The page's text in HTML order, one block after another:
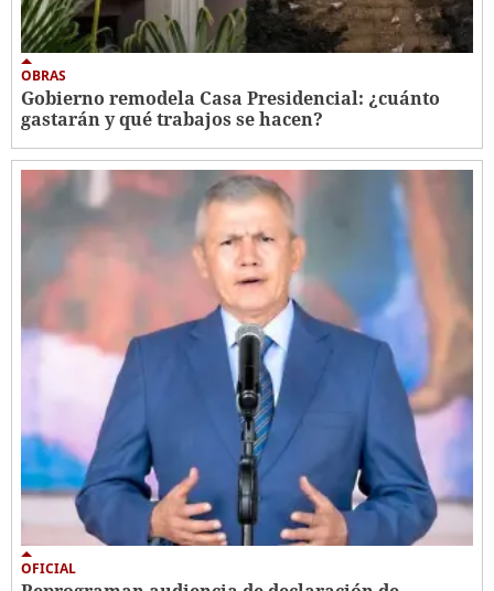
OBRAS
Gobierno remodela Casa Presidencial: ¿cuánto
gastarán y qué trabajos se hacen?
OFICIAL